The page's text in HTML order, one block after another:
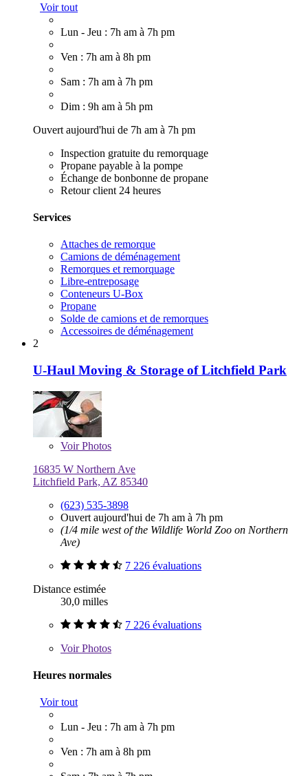
Voir tout
Lun - Jeu : 7h am à 7h pm
Ven : 7h am à 8h pm
Sam : 7h am à 7h pm
Dim : 9h am à 5h pm
Ouvert aujourd'hui de 7h am à 7h pm
Inspection gratuite du remorquage
Propane payable à la pompe
Échange de bonbonne de propane
Retour client 24 heures
Services
Attaches de remorque
Camions de déménagement
Remorques et remorquage
Libre-entreposage
Conteneurs U-Box
Propane
Solde de camions et de remorques
Accessoires de déménagement
2
U-Haul Moving & Storage of Litchfield Park
VoirPhotos
16835 W Northern Ave
Litchfield Park, AZ 85340
(623) 535-3898
Ouvert aujourd'hui de 7h am à 7h pm
(1/4 mile west of the Wildlife World Zoo on Northern
Ave)
7 226 évaluations
Distance estimée
30,0 milles
7 226 évaluations
VoirPhotos
Heures normales
Voir tout
Lun - Jeu : 7h am à 7h pm
Ven : 7h am à 8h pm